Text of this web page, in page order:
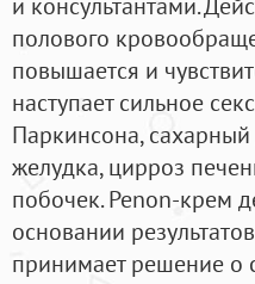
полового
повышается и
наступает сильное
Паркинсона,
желудка, цирроз
побочек. Penon-крем
основании
принимает решение о